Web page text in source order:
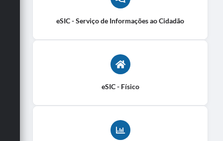
eSIC - Serviço de Informações ao Cidadão
eSIC - Físico